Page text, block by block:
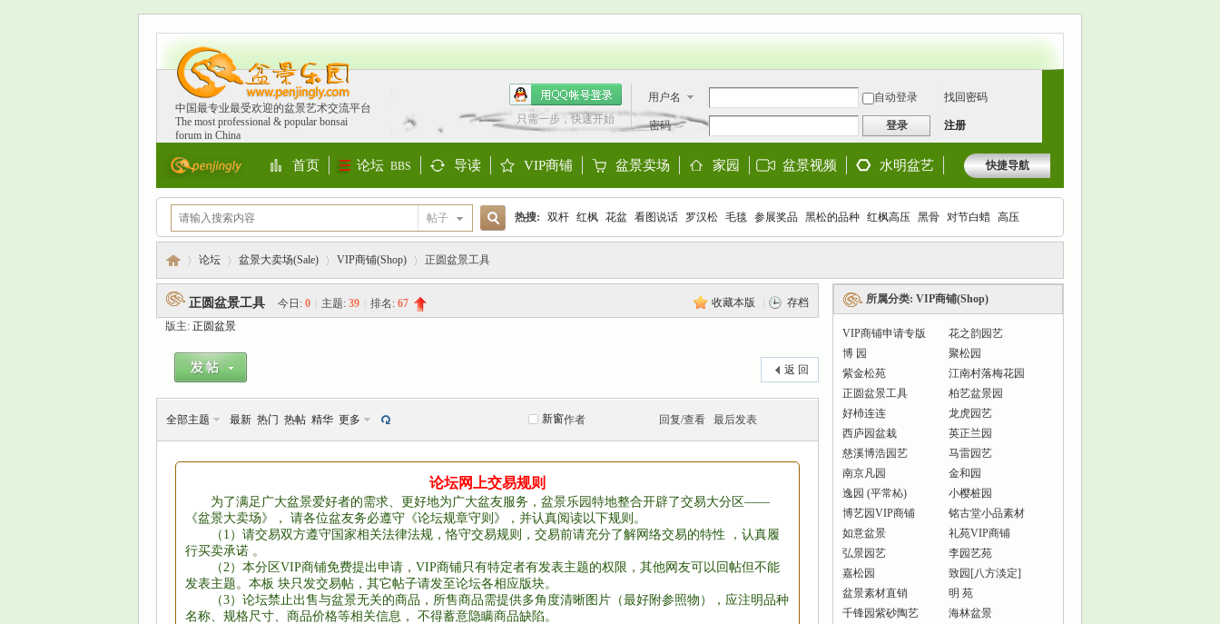
中国最专业最受欢迎的盆景艺术交流平台
The most professional & popular bonsai
forum in China
用户名 自动登录 找回密码
密码 登录 注册
只需一步，快速开始
快捷导航
首页 论坛 BBS 导读 VIP商铺 盆景卖场 家园 盆景视频 水明盆艺
帖子
搜
热搜: 双杆 红枫 花盆 看图说话 罗汉松 毛毯 参展奖品 黑松的品种 红枫高压 黑骨 对节白蜡 高压
论坛 盆景大卖场(Sale) VIP商铺(Shop) 正圆盆景工具
收藏本版 存档
正圆盆景工具 今日: 0 主题: 39 排名: 67
版主: 正圆盆景
返 回
新窗
全部主题 最新 热门 热帖 精华 更多 作者 回复/查看 最后发表
论坛网上交易规则
为了满足广大盆景爱好者的需求、更好地为广大盆友服务，盆景乐园特地整合开辟了交易大分区——
《盆景大卖场》， 请各位盆友务必遵守《论坛规章守则》，并认真阅读以下规则。
（1）请交易双方遵守国家相关法律法规，恪守交易规则，交易前请充分了解网络交易的特性 ，认真履
行买卖承诺 。
（2）本分区VIP商铺免费提出申请，VIP商铺只有特定者有发表主题的权限，其他网友可以回帖但不能
发表主题。本板 块只发交易帖，其它帖子请发至论坛各相应版块。
（3）论坛禁止出售与盆景无关的商品，所售商品需提供多角度清晰图片（最好附参照物），应注明品种
名称、规格尺寸、商品价格等相关信息， 不得蓄意隐瞒商品缺陷。
所属分类: VIP商铺(Shop)
VIP商铺申请专版
花之韵园艺
博 园
聚松园
紫金松苑
江南村落梅花园
正圆盆景工具
柏艺盆景园
好杮连连
龙虎园艺
西庐园盆栽
英正兰园
慈溪博浩园艺
马雷园艺
南京凡园
金和园
逸园 (平常杺)
小樱桩园
博艺园VIP商铺
铭古堂小品素材
如意盆景
礼苑VIP商铺
弘景园艺
李园艺苑
嘉松园
致园[八方淡定]
盆景素材直销
明 苑
千锋园紫砂陶艺
海林盆景